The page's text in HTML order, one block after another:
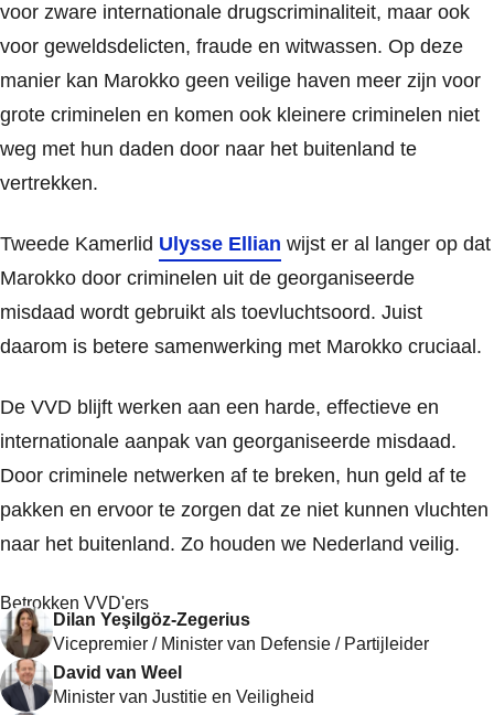
voor zware internationale drugscriminaliteit, maar ook
voor geweldsdelicten, fraude en witwassen. Op deze
manier kan Marokko geen veilige haven meer zijn voor
grote criminelen en komen ook kleinere criminelen niet
weg met hun daden door naar het buitenland te
vertrekken.
Tweede Kamerlid Ulysse Ellian wijst er al langer op dat
Marokko door criminelen uit de georganiseerde
misdaad wordt gebruikt als toevluchtsoord. Juist
daarom is betere samenwerking met Marokko cruciaal.
De VVD blijft werken aan een harde, effectieve en
internationale aanpak van georganiseerde misdaad.
Door criminele netwerken af te breken, hun geld af te
pakken en ervoor te zorgen dat ze niet kunnen vluchten
naar het buitenland. Zo houden we Nederland veilig.
Betrokken VVD'ers
Dilan Yeşilgöz-Zegerius
Vicepremier / Minister van Defensie / Partijleider
David van Weel
Minister van Justitie en Veiligheid